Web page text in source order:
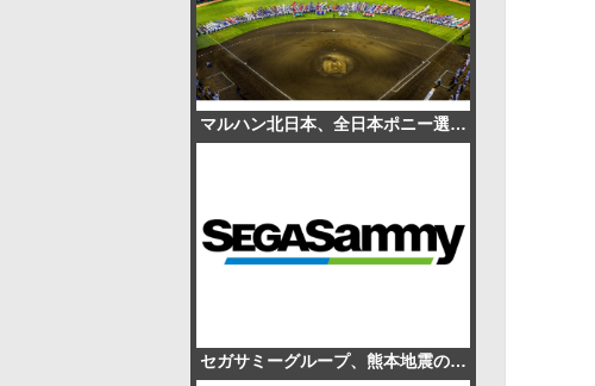
マルハン北日本、全日本ポニー選手権に協賛 過去最多129チームが参加
セガサミーグループ、熊本地震の被災地支援で1,000万円を寄付